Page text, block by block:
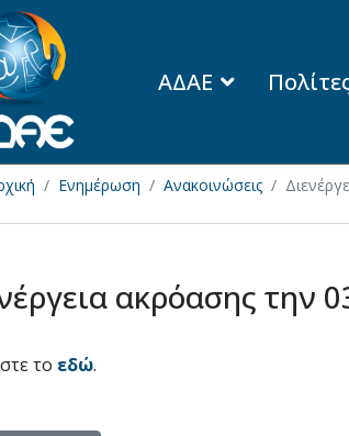
ΑΔΑΕ
Ενημέρωση Ανακοινώσεις
ακρόασης
το εδώ.